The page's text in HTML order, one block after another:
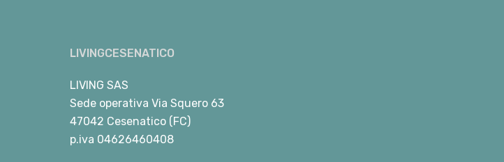
LIVINGCESENATICO
LIVING SAS
Sede operativa Via Squero 63
47042 Cesenatico (FC)
p.iva 04626460408